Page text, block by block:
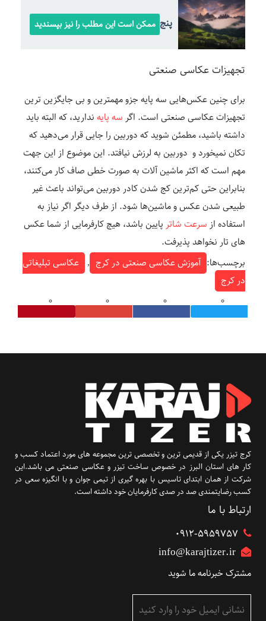
پنج نکته در مورد عکاسی منظره
ممکن است این مطلب را نیز بپسندید
تجهیزات عکاسی صنعتی
برای چنین عکس‌هایی سه پایه جزو مهمترین و بی جایگزین ترین
تجهیزات عکاسی صنعتی است. اگرسه پایهندارید، که البته باید
داشته باشید، مطمئن شوید که دوربین را جایی قرار می‌دهید که
تکان نمیخورد و دوربین به لرزش نیافتد. این موضوع از این جهت
مهم است که اکثر ماشین‌ آلات به صورت خطی صاف کار می‌کنند،
بنابراین حتی کم‌ترین کج شدن کادر دوربین می‌تواند باعث غیر
طبیعی شدن عکس و ماشین‌ها شود. از طرف دیگر اگر نیاز به
استفاده ازسرعت شاترپایین باشد، هیچ کارفرمایی از شما عکس
های تار نخواهد پذیرفت.
برچسب‌ها: آموزش عکاسی صنعتی در کرج , عکاسی تبلیغاتی
در کرج
کرج تیزر یکی از قدیمی ترین و تخصصی ترین مجموعه های مورد اعتماد کسب و
کار های استان البرز در خصوص ساخت تیزر و عکاسی صنعتی می باشد.این
شرکت از همان ابتدای تاسیس با بهره گیری از تیمی جوان و با انگیزه سعی در
کسب رضایتمندی صد در صدی کارفرمایان خود داشته است.
ارتباط با ما
۰۹۱۲-5959757
info@karajtizer.ir
مشترک خبرنامه ما شوید